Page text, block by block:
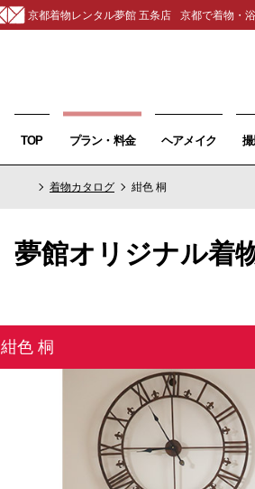
京都着物レンタル夢館 五条店 京都で着物・
TOP プラン・料金 ヘアメイク
着物カタログ 紺色 桐
夢館オリジナル着
紺色 桐